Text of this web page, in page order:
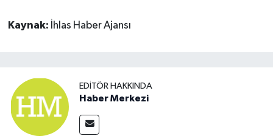
Kaynak: İhlas Haber Ajansı
EDITÖR HAKKINDA
Haber Merkezi